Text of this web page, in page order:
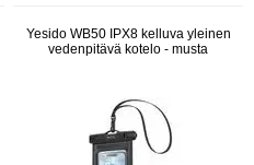
Yesido WB50 IPX8 kelluva yleinen
vedenpitävä kotelo - musta